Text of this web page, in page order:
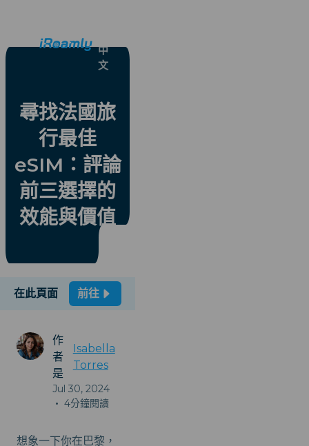
中
文
尋找法國旅
行最佳
eSIM：評論
前三選擇的
效能與價值
在此頁面 前往
作
者
是
Isabella
Torres
Jul 30, 2024
• 4分鐘閱讀
想象一下你在巴黎，